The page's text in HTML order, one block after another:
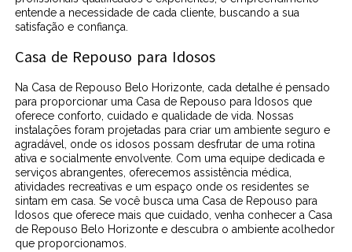
entende a necessidade de cada cliente, buscando a sua
satisfação e confiança.
Casa de Repouso para Idosos
Na Casa de Repouso Belo Horizonte, cada detalhe é pensado
para proporcionar uma Casa de Repouso para Idosos que
oferece conforto, cuidado e qualidade de vida. Nossas
instalações foram projetadas para criar um ambiente seguro e
agradável, onde os idosos possam desfrutar de uma rotina
ativa e socialmente envolvente. Com uma equipe dedicada e
serviços abrangentes, oferecemos assistência médica,
atividades recreativas e um espaço onde os residentes se
sintam em casa. Se você busca uma Casa de Repouso para
Idosos que oferece mais que cuidado, venha conhecer a Casa
de Repouso Belo Horizonte e descubra o ambiente acolhedor
que proporcionamos.